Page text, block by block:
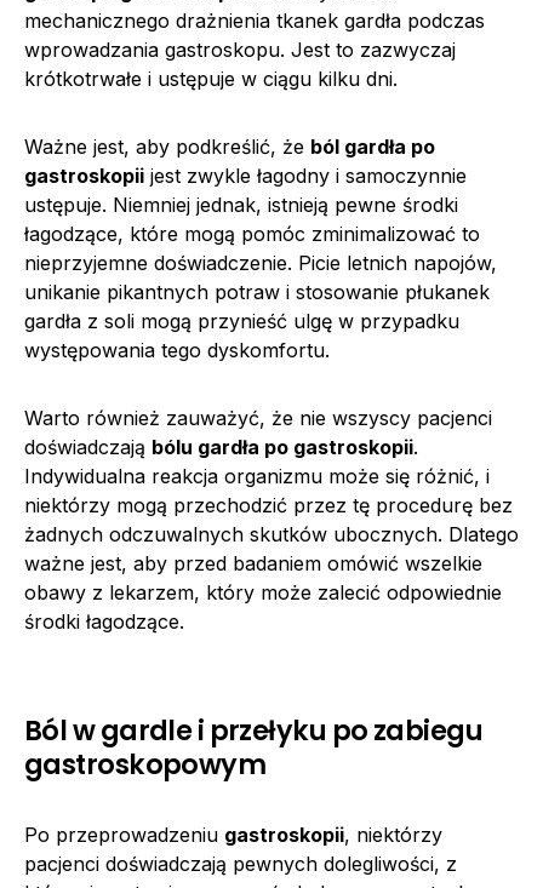
mechanicznego drażnienia tkanek gardła podczas
wprowadzania gastroskopu. Jest to zazwyczaj
krótkotrwałe i ustępuje w ciągu kilku dni.
Ważne jest, aby podkreślić, że ból gardła po
gastroskopii jest zwykle łagodny i samoczynnie
ustępuje. Niemniej jednak, istnieją pewne środki
łagodzące, które mogą pomóc zminimalizować to
nieprzyjemne doświadczenie. Picie letnich napojów,
unikanie pikantnych potraw i stosowanie płukanek
gardła z soli mogą przynieść ulgę w przypadku
występowania tego dyskomfortu.
Warto również zauważyć, że nie wszyscy pacjenci
doświadczają bólu gardła po gastroskopii.
Indywidualna reakcja organizmu może się różnić, i
niektórzy mogą przechodzić przez tę procedurę bez
żadnych odczuwalnych skutków ubocznych. Dlatego
ważne jest, aby przed badaniem omówić wszelkie
obawy z lekarzem, który może zalecić odpowiednie
środki łagodzące.
Ból w gardle i przełyku po zabiegu
gastroskopowym
Po przeprowadzeniu gastroskopii, niektórzy
pacjenci doświadczają pewnych dolegliwości, z